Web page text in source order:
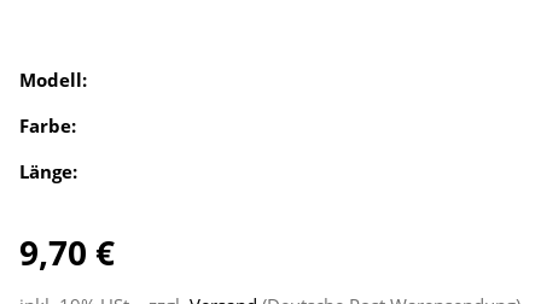
Modell:
Farbe:
Länge:
9,70 €